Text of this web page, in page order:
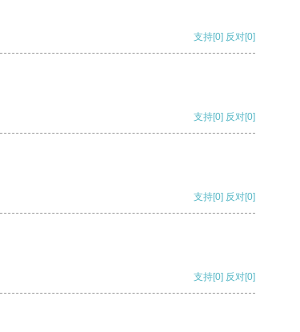
支持[0] 反对[0]
支持[0] 反对[0]
支持[0] 反对[0]
支持[0] 反对[0]